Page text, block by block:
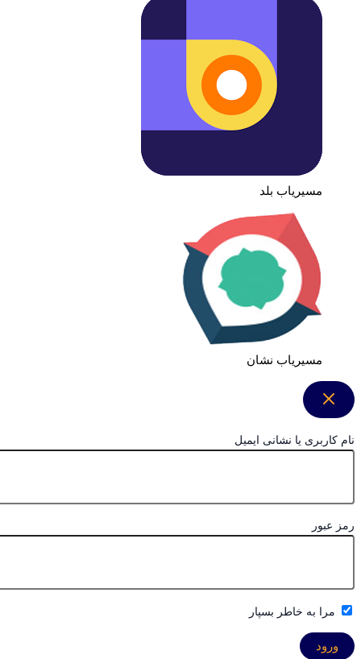
مسیریاب بلد
مسیریاب نشان
نام کاربری یا نشانی ایمیل
رمز عبور
مرا به خاطر بسپار